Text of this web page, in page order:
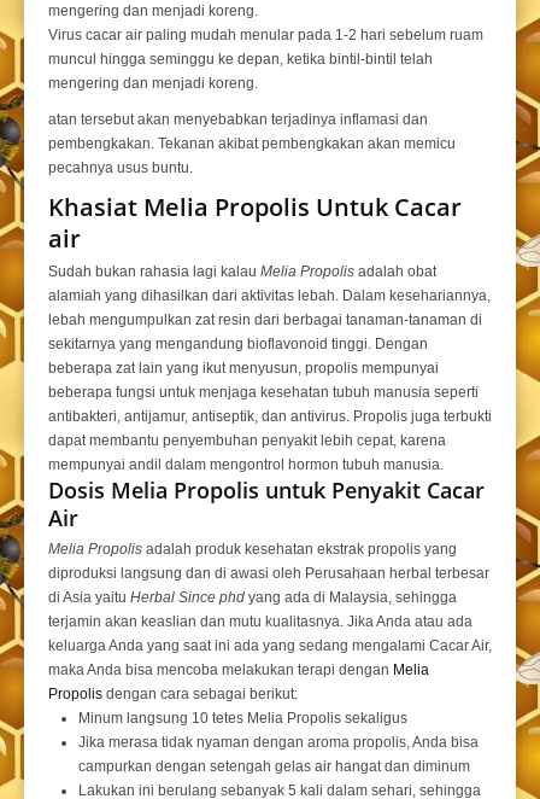
mengering dan menjadi koreng.
Virus cacar air paling mudah menular pada 1-2 hari sebelum ruam
muncul hingga seminggu ke depan, ketika bintil-bintil telah
mengering dan menjadi koreng.
atan tersebut akan menyebabkan terjadinya inflamasi dan
pembengkakan. Tekanan akibat pembengkakan akan memicu
pecahnya usus buntu.
Khasiat Melia Propolis Untuk Cacar
air
Sudah bukan rahasia lagi kalau Melia Propolis adalah obat
alamiah yang dihasilkan dari aktivitas lebah. Dalam kesehariannya,
lebah mengumpulkan zat resin dari berbagai tanaman-tanaman di
sekitarnya yang mengandung bioflavonoid tinggi. Dengan
beberapa zat lain yang ikut menyusun, propolis mempunyai
beberapa fungsi untuk menjaga kesehatan tubuh manusia seperti
antibakteri, antijamur, antiseptik, dan antivirus. Propolis juga terbukti
dapat membantu penyembuhan penyakit lebih cepat, karena
mempunyai andil dalam mengontrol hormon tubuh manusia.
Dosis Melia Propolis untuk Penyakit Cacar
Air
Melia Propolis adalah produk kesehatan ekstrak propolis yang
diproduksi langsung dan di awasi oleh Perusahaan herbal terbesar
di Asia yaitu Herbal Since phd yang ada di Malaysia, sehingga
terjamin akan keaslian dan mutu kualitasnya. Jika Anda atau ada
keluarga Anda yang saat ini ada yang sedang mengalami Cacar Air,
maka Anda bisa mencoba melakukan terapi dengan Melia
Propolis dengan cara sebagai berikut:
Minum langsung 10 tetes Melia Propolis sekaligus
Jika merasa tidak nyaman dengan aroma propolis, Anda bisa
campurkan dengan setengah gelas air hangat dan diminum
Lakukan ini berulang sebanyak 5 kali dalam sehari, sehingga